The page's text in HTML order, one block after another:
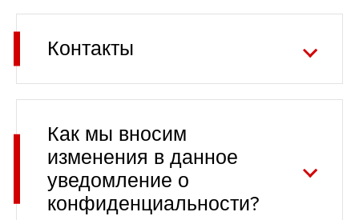
Контакты
Как мы вносим
изменения в данное
уведомление о
конфиденциальности?